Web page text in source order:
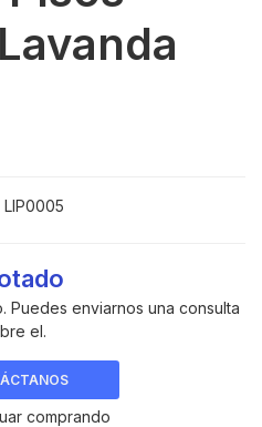
LIP0005
Puedes enviarnos una consulta
el.
comprando